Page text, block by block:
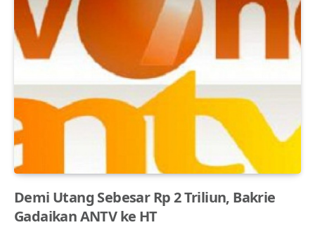
Demi Utang Sebesar Rp 2 Triliun, Bakrie
Gadaikan ANTV ke HT